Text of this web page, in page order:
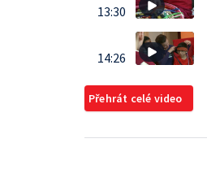
13:30
14:26
Přehrát celé video